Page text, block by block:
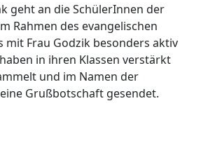
geht an die SchülerInnen der
Rahmen des evangelischen
mit Frau Godzik besonders aktiv
in ihren Klassen verstärkt
und im Namen der
Grußbotschaft gesendet.